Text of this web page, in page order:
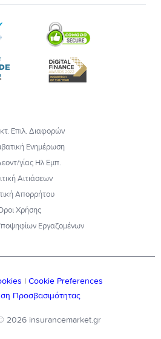
Επιλ. Διαφορών
Ενημέρωση
γίας Ηλ Εμπ.
Αιτιάσεων
Απορρήτου
Χρήσης
Εργαζομένων
Cookie Preferences
Προσβασιμότητας
2026 insurancemarket.gr